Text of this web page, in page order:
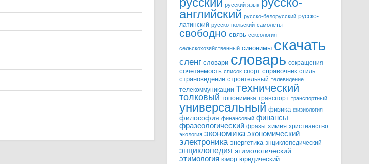
русский язык русско-
английский русско-белорусский русско-
латинский русско-польский самолеты
свободно связь сексология
сельскохозяйственный синонимы скачать
сленг словари словарь сокращения
сочетаемость список спорт справочник стиль
страноведение строительный телевидение
телекоммуникации технический
толковый топонимика транспорт транспортный
универсальный физика физиология
философия финансовый финансы
фразеологический фразы химия христианство
экология экономика экономический
электроника энергетика энциклопедический
энциклопедия этимологический
этимология юмор юридический